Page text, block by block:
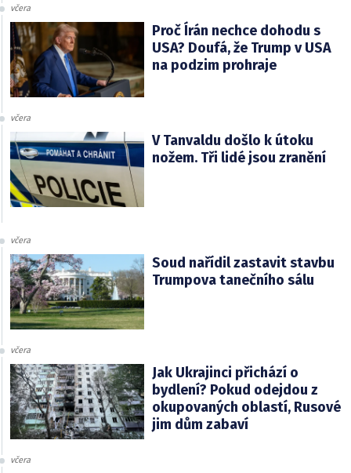
včera
Proč Írán nechce dohodu s
USA? Doufá, že Trump v USA
na podzim prohraje
včera
V Tanvaldu došlo k útoku
nožem. Tři lidé jsou zranění
včera
Soud nařídil zastavit stavbu
Trumpova tanečního sálu
včera
Jak Ukrajinci přichází o
bydlení? Pokud odejdou z
okupovaných oblastí, Rusové
jim dům zabaví
včera